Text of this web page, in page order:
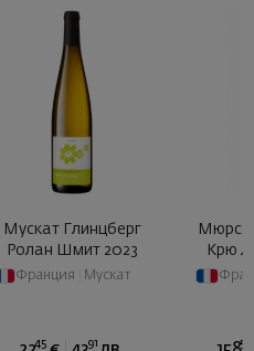
Мускат Глинцберг
Ролан Шмит 2023
Франция Мускат
45 91
Крю
Домен
50